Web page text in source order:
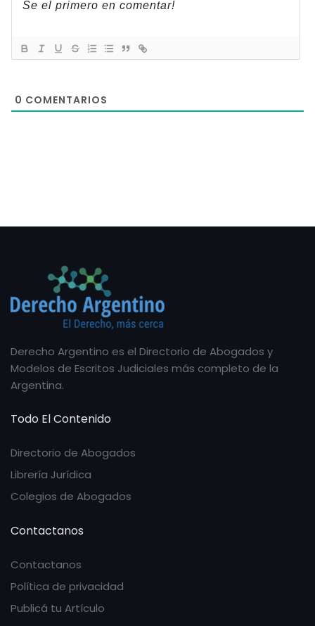
0 COMENTARIOS
Derecho Argentino es el Directorio de Abogados y
Modelos de Escritos Judiciales más completo de la
Argentina.
Todo El Contenido
Directorio de Abogados
Librería Jurídica
Colegios de Abogados
Contactanos
Contactanos
Política de privacidad
Publicá tu Artículo